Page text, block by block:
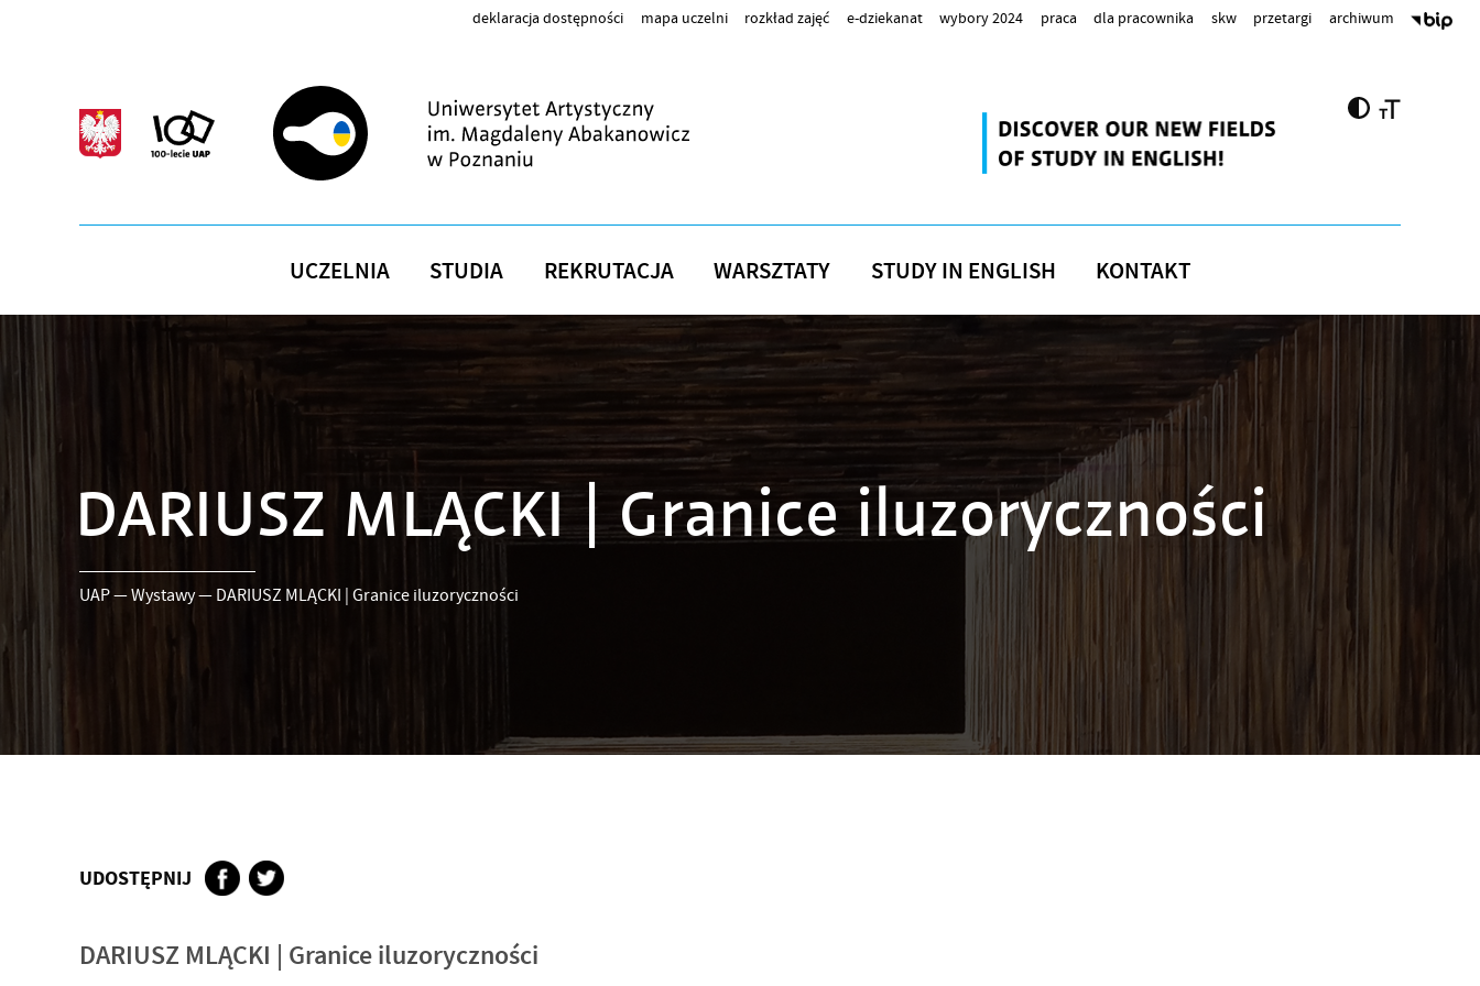
deklaracja dostępności mapa uczelni rozkład zajęć e-dziekanat wybory 2024 praca dla pracownika skw przetargi archiwum
UCZELNIA STUDIA REKRUTACJA WARSZTATY STUDY IN ENGLISH KONTAKT
DARIUSZ MLĄCKI | Granice iluzoryczności
UAP—Wystawy— DARIUSZ MLĄCKI | Granice iluzoryczności
UDOSTĘPNIJ
DARIUSZ MLĄCKI | Granice iluzoryczności